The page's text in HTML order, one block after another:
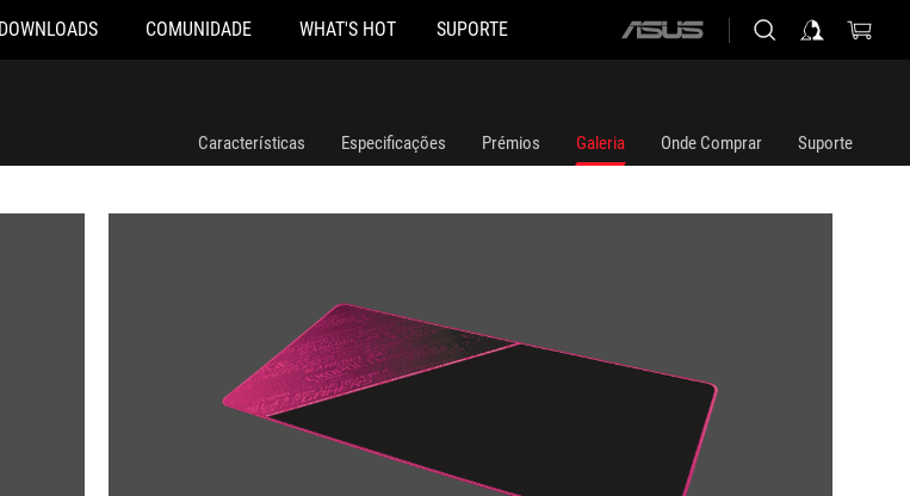
DOWNLOADS COMUNIDADE WHAT'S HOT SUPORTE
ASUS
Características Especificações Prémios Galeria Onde Comprar Suporte